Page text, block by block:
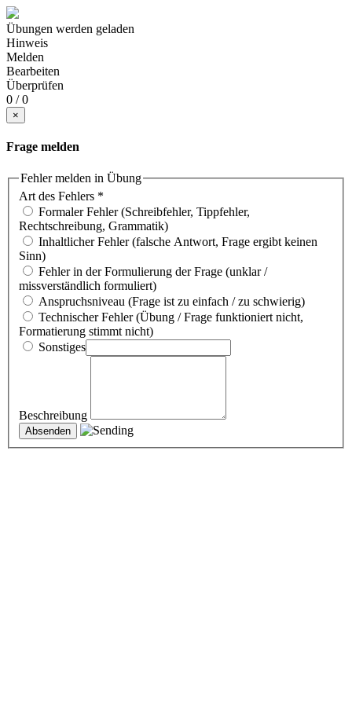
Übungen werden geladen
Hinweis
Melden
Bearbeiten
Überprüfen
0 / 0
×
Frage melden
Fehler melden in Übung
Art des Fehlers *
Formaler Fehler (Schreibfehler, Tippfehler,
Rechtschreibung, Grammatik)
Inhaltlicher Fehler (falsche Antwort, Frage ergibt keinen
Sinn)
Fehler in der Formulierung der Frage (unklar /
missverständlich formuliert)
Anspruchsniveau (Frage ist zu einfach / zu schwierig)
Technischer Fehler (Übung / Frage funktioniert nicht,
Formatierung stimmt nicht)
Sonstiges
Beschreibung